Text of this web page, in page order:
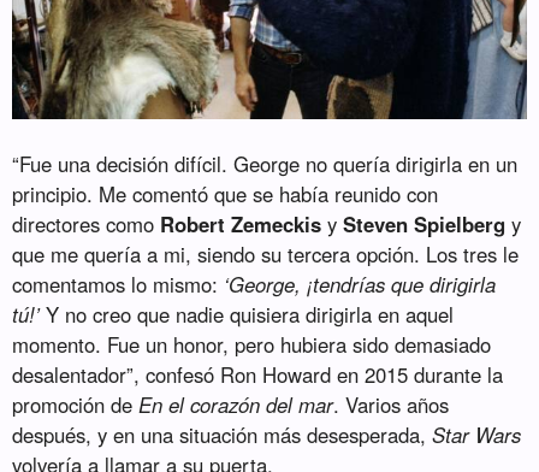
“Fue una decisión difícil. George no quería dirigirla en un
principio. Me comentó que se había reunido con
directores como Robert Zemeckis ySteven Spielberg y
que me quería a mi, siendo su tercera opción. Los tres le
comentamos lo mismo: ‘George, ¡tendrías que dirigirla
tú!’Y no creo que nadie quisiera dirigirla en aquel
momento. Fue un honor, pero hubiera sido demasiado
desalentador”, confesó Ron Howard en 2015 durante la
promoción deEn el corazón del mar. Varios años
después, y en una situación más desesperada,Star Wars
volvería a llamar a su puerta.